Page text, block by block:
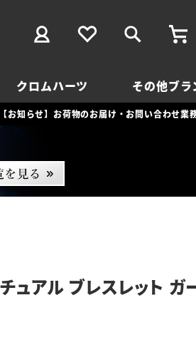
クロムハーツ その他ブラ
【お知らせ】お荷物のお届け・お問い合わせ業
ュアル ブレスレット ガ